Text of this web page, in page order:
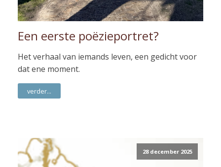
Een eerste poëzieportret?
Het verhaal van iemands leven, een gedicht voor
dat ene moment.
verder...
28 december 2025